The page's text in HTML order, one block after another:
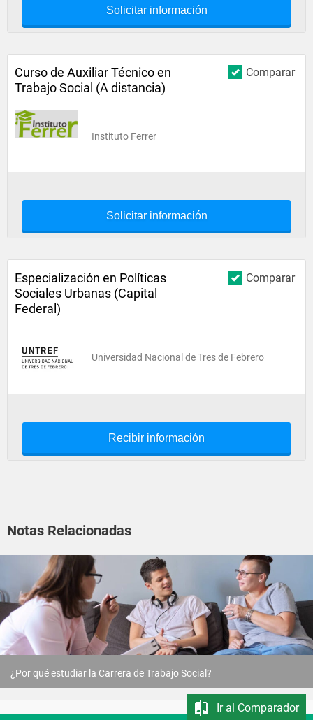
Solicitar información
Comparar
Curso de Auxiliar Técnico en
Trabajo Social (A distancia)
Instituto Ferrer
Solicitar información
Comparar
Especialización en Políticas
Sociales Urbanas (Capital
Federal)
Universidad Nacional de Tres de Febrero
Recibir información
Notas Relacionadas
¿Por qué estudiar la Carrera de Trabajo Social?
Ir al Comparador